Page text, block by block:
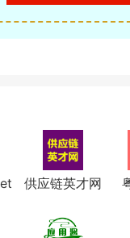
供应链英才网